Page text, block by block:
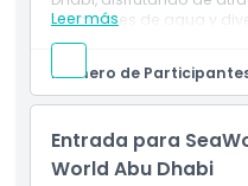
toboganes de agua y
Leer más
Inclusiones
Este boleto otorga
parques, es decir,
Warner Bros Abu
utilizarlo en cuatro
seis días calendario
Número de
Entrada para
World Abu Dhabi